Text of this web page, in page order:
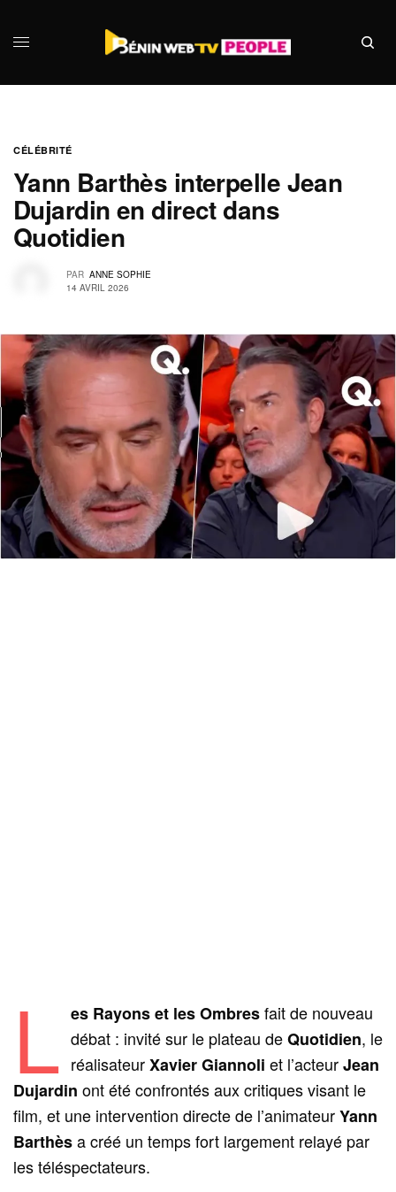
CÉLÉBRITÉ
Yann Barthès interpelle Jean
Dujardin en direct dans
Quotidien
PAR ANNE SOPHIE
14 AVRIL 2026
L es Rayons et les Ombresfait de nouveau
débat : invité sur le plateau deQuotidien, le
réalisateurXavier Giannoli et l’acteurJean
Dujardin ont été confrontés aux critiques visant le
film, et une intervention directe de l’animateurYann
Barthèsa créé un temps fort largement relayé par
les téléspectateurs.